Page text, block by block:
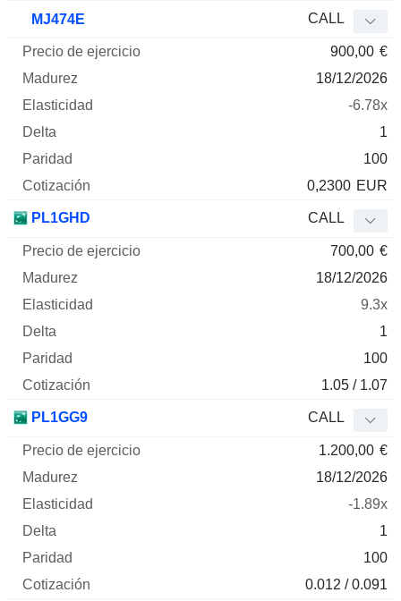
MJ474E CALL
900,00 €
18/12/2026
-6.78x
1
100
0,2300 EUR
PL1GHD CALL
700,00 €
18/12/2026
9.3x
1
100
1.05 / 1.07
PL1GG9 CALL
1.200,00 €
18/12/2026
-1.89x
1
100
0.012 / 0.091